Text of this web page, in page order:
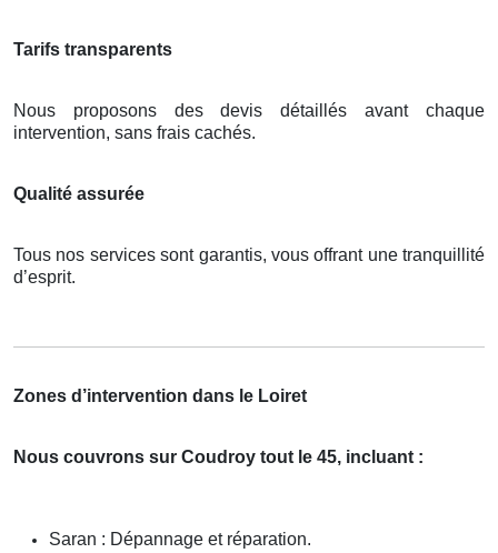
Tarifs transparents
Nous proposons des devis détaillés avant chaque
intervention, sans frais cachés.
Qualité assurée
Tous nos services sont garantis, vous offrant une tranquillité
d’esprit.
Zones d’intervention dans le Loiret
Nous couvrons sur Coudroy tout le 45, incluant :
Saran : Dépannage et réparation.